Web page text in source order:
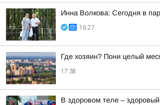
Инна Волкова: Сегодня в
16:27
Где хозяин? Пони целый
17:38
В здоровом теле – здоровый